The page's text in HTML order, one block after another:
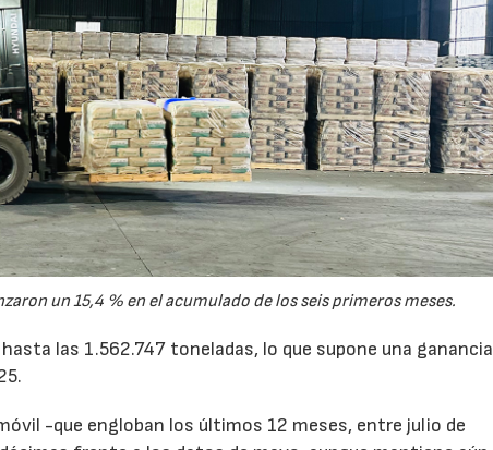
un 15,4 % en el acumulado de los seis primeros meses.
las 1.562.747 toneladas, lo que supone una ganancia
-que engloban los últimos 12 meses, entre julio de